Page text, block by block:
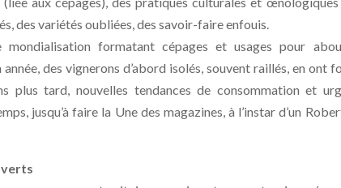
des variétés oubliées, des savoir-faire enfouis.
mondialisation formatant cépages et usages pour
année, des vignerons d’abord isolés, souvent raillés, en ont
plus tard, nouvelles tendances de consommation et
jusqu’à faire la Une des magazines, à l’instar d’un